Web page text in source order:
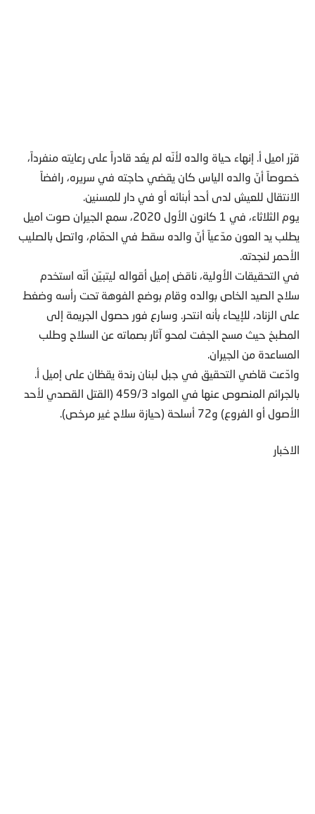
قرّر اميل أ. إنهاء حياة والده لأنّه لم يعُد قادراً على رعايته منفرداً،
خصوصاً أنّ والده الياس كان يقضي حاجته في سريره، رافضاً
الانتقال للعيش لدى أحد أبنائه أو في دار للمسنين.
يوم الثلاثاء، في 1 كانون الأول 2020، سمع الجيران صوت اميل
يطلب يد العون مدّعياً أنّ والده سقط في الحمّام، واتصل بالصليب
الأحمر لنجدته.
في التحقيقات الأولية، ناقض إميل أقواله ليتبيّن أنّه استخدم
سلاح الصيد الخاص بوالده وقام بوضع الفوهة تحت رأسه وضغط
على الزناد، للإيحاء بأنه انتحر. وسارع فور حصول الجريمة إلى
المطبخ حيث مسح الجفت لمحو آثار بصماته عن السلاح وطلب
المساعدة من الجيران.
وادّعت قاضي التحقيق في جبل لبنان رندة يقظان على إميل أ.
بالجرائم المنصوص عنها في المواد 459/3 (القتل القصدي لأحد
الأصول أو الفروع) و72 أسلحة (حيازة سلاح غير مرخص).
الاخبار